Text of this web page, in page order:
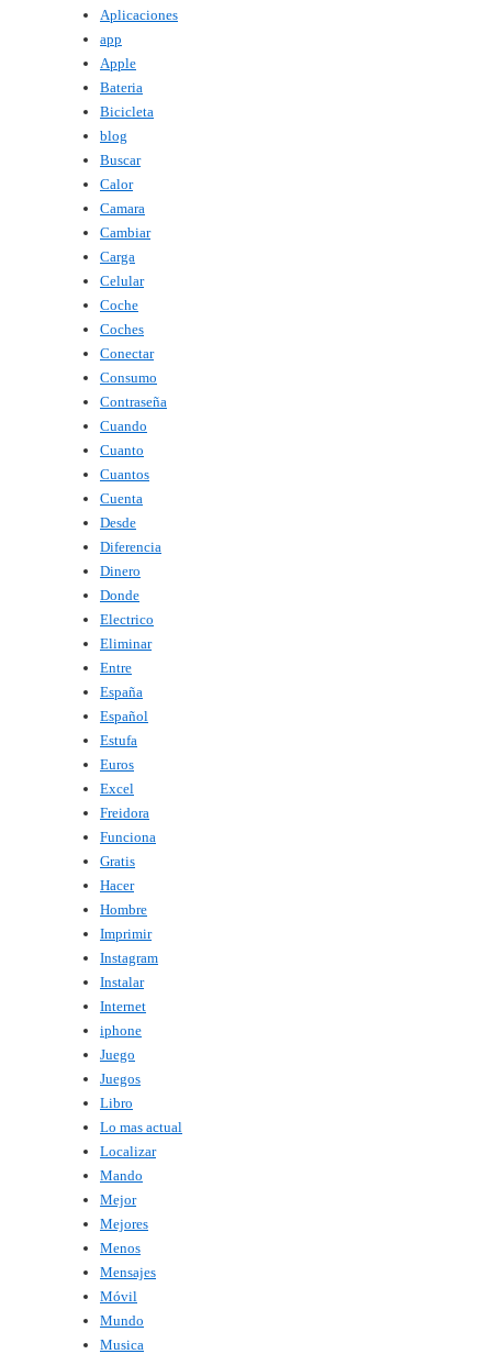
Aplicaciones
app
Apple
Bateria
Bicicleta
blog
Buscar
Calor
Camara
Cambiar
Carga
Celular
Coche
Coches
Conectar
Consumo
Contraseña
Cuando
Cuanto
Cuantos
Cuenta
Desde
Diferencia
Dinero
Donde
Electrico
Eliminar
Entre
España
Español
Estufa
Euros
Excel
Freidora
Funciona
Gratis
Hacer
Hombre
Imprimir
Instagram
Instalar
Internet
iphone
Juego
Juegos
Libro
Lo mas actual
Localizar
Mando
Mejor
Mejores
Menos
Mensajes
Móvil
Mundo
Musica